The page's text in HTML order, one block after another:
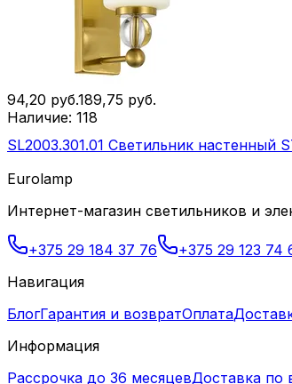
94,20 руб.189,75 руб.
Наличие: 118
SL2003.301.01 Светильник настенный
Eurolamp
Интернет-магазин светильников и
+375 29 184 37 76
+375 29 123 74
Навигация
БлогГарантия и возвратОплата
Информация
Рассрочка до 36 месяцевДоставка по